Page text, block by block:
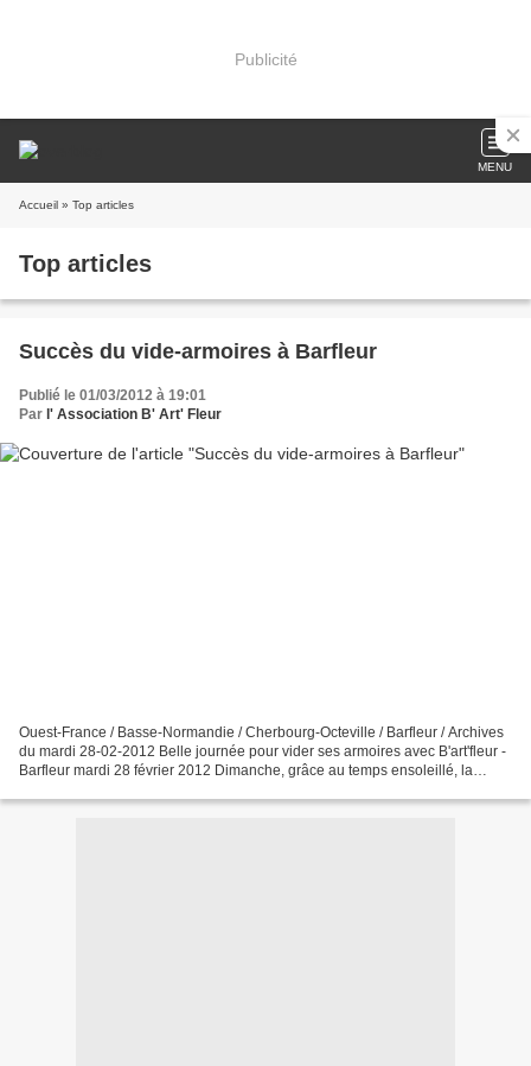
Publicité
MENU
Accueil » Top articles
Top articles
Succès du vide-armoires à Barfleur
Publié le 01/03/2012 à 19:01
Par l' Association B' Art' Fleur
Ouest-France / Basse-Normandie / Cherbourg-Octeville / Barfleur / Archives
du mardi 28-02-2012 Belle journée pour vider ses armoires avec B'art'fleur -
Barfleur mardi 28 février 2012 Dimanche, grâce au temps ensoleillé, la